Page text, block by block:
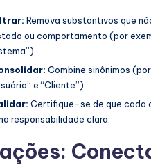
Remova substantivos que
ou comportamento (por
Combine sinônimos
e “Cliente”).
Certifique-se de que cada
responsabilidade clara.